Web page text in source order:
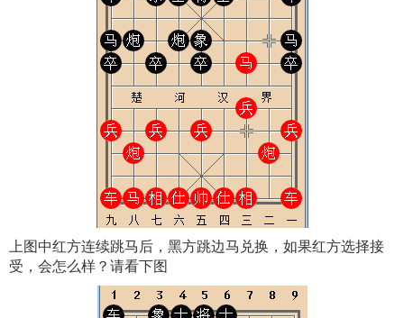
上图中红方连续跳马后，黑方跳边马兑换，如果红方选择接
受，会怎么样？请看下图